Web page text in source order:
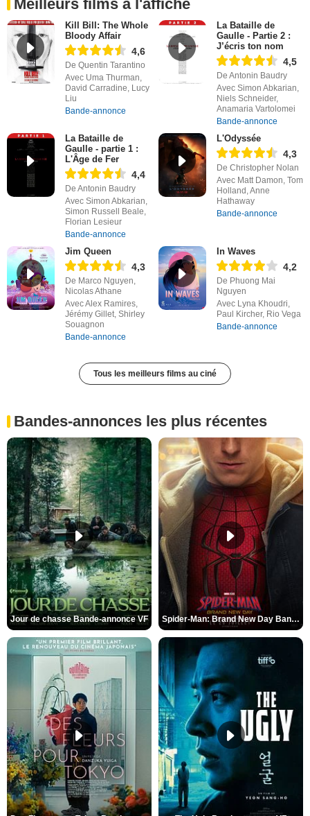
Meilleurs films à l'affiche
Kill Bill: The Whole
Bloody Affair
4,6
De Quentin Tarantino
Avec Uma Thurman,
David Carradine, Lucy
Liu
Bande-annonce
La Bataille de
Gaulle - Partie 2 :
J’écris ton nom
4,5
De Antonin Baudry
Avec Simon Abkarian,
Niels Schneider,
Anamaria Vartolomei
Bande-annonce
La Bataille de
Gaulle - partie 1 :
L'Âge de Fer
4,4
De Antonin Baudry
Avec Simon Abkarian,
Simon Russell Beale,
Florian Lesieur
Bande-annonce
L'Odyssée
4,3
De Christopher Nolan
Avec Matt Damon, Tom
Holland, Anne
Hathaway
Bande-annonce
Jim Queen
4,3
De Marco Nguyen,
Nicolas Athane
Avec Alex Ramires,
Jérémy Gillet, Shirley
Souagnon
Bande-annonce
In Waves
4,2
De Phuong Mai
Nguyen
Avec Lyna Khoudri,
Paul Kircher, Rio Vega
Bande-annonce
Tous les meilleurs films au ciné
Bandes-annonces les plus récentes
Jour de chasse Bande-annonce VF Spider-Man: Brand New Day Bande-annonce (3) VO STFR